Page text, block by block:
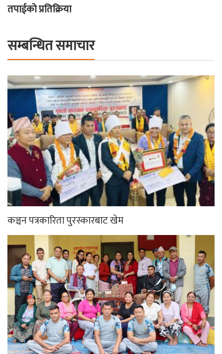
तपाईको प्रतिक्रिया
सम्बन्धित समाचार
कञ्चन पत्रकारिता पुरस्कारबाट खेम